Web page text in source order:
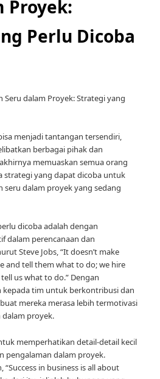
Proyek:
Perlu Dicoba
Seru dalam Proyek: Strategi yang
menjadi tantangan tersendiri,
berbagai pihak dan
memuaskan semua orang
strategi yang dapat dicoba untuk
seru dalam proyek yang sedang
dicoba adalah dengan
dalam perencanaan dan
Steve Jobs, “It doesn’t make
and tell them what to do; we hire
us what to do.” Dengan
kepada tim untuk berkontribusi dan
mereka merasa lebih termotivasi
proyek.
memperhatikan detail-detail kecil
pengalaman dalam proyek.
in business is all about